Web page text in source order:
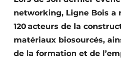
Contrôle d’accès
Éclairage
Fondations
networking, Ligne Bois a
120 acteurs de la
matériaux biosourcés,
de la formation et de